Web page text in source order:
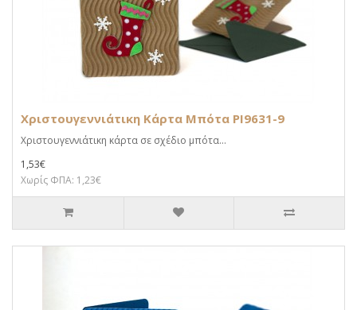
Χριστουγεννιάτικη Κάρτα Μπότα PI9631-9
Χριστουγεννιάτικη κάρτα σε σχέδιο μπότα...
1,53€
Χωρίς ΦΠΑ: 1,23€